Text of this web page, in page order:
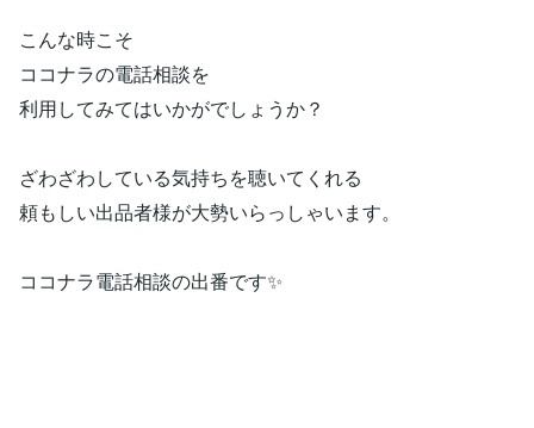
こんな時こそ
ココナラの電話相談を
利用してみてはいかがでしょうか？
ざわざわしている気持ちを聴いてくれる
頼もしい出品者様が大勢いらっしゃいます。
ココナラ電話相談の出番です✨